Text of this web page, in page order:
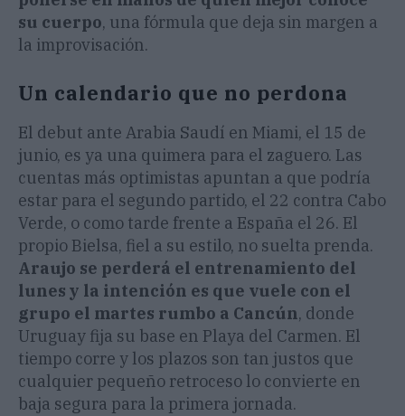
su cuerpo, una fórmula que deja sin margen a
la improvisación.
Un calendario que no perdona
El debut ante Arabia Saudí en Miami, el 15 de
junio, es ya una quimera para el zaguero. Las
cuentas más optimistas apuntan a que podría
estar para el segundo partido, el 22 contra Cabo
Verde, o como tarde frente a España el 26. El
propio Bielsa, fiel a su estilo, no suelta prenda.
Araujo se perderá el entrenamiento del
lunes y la intención es que vuele con el
grupo el martes rumbo a Cancún, donde
Uruguay fija su base en Playa del Carmen. El
tiempo corre y los plazos son tan justos que
cualquier pequeño retroceso lo convierte en
baja segura para la primera jornada.